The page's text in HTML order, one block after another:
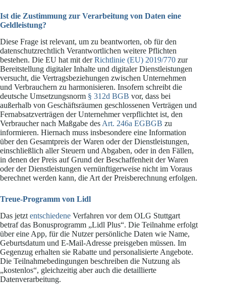
Ist die Zustimmung zur Verarbeitung von Daten eine
Geldleistung?
Diese Frage ist relevant, um zu beantworten, ob für den
datenschutzrechtlich Verantwortlichen weitere Pflichten
bestehen. Die EU hat mit derRichtlinie (EU) 2019/770 zur
Bereitstellung digitaler Inhalte und digitaler Dienstleistungen
versucht, die Vertragsbeziehungen zwischen Unternehmen
und Verbrauchern zu harmonisieren. Insofern schreibt die
deutsche Umsetzungsnorm § 312d BGB vor, dass bei
außerhalb von Geschäftsräumen geschlossenen Verträgen und
Fernabsatzverträgen der Unternehmer verpflichtet ist, den
Verbraucher nach Maßgabe des Art. 246a EGBGB zu
informieren. Hiernach muss insbesondere eine Information
über den Gesamtpreis der Waren oder der Dienstleistungen,
einschließlich aller Steuern und Abgaben, oder in den Fällen,
in denen der Preis auf Grund der Beschaffenheit der Waren
oder der Dienstleistungen vernünftigerweise nicht im Voraus
berechnet werden kann, die Art der Preisberechnung erfolgen.
Treue-Programm von Lidl
Das jetzt entschiedene Verfahren vor dem OLG Stuttgart
betraf das Bonusprogramm „Lidl Plus“. Die Teilnahme erfolgt
über eine App, für die Nutzer persönliche Daten wie Name,
Geburtsdatum und E-Mail-Adresse preisgeben müssen. Im
Gegenzug erhalten sie Rabatte und personalisierte Angebote.
Die Teilnahmebedingungen beschreiben die Nutzung als
„kostenlos“, gleichzeitig aber auch die detaillierte
Datenverarbeitung.